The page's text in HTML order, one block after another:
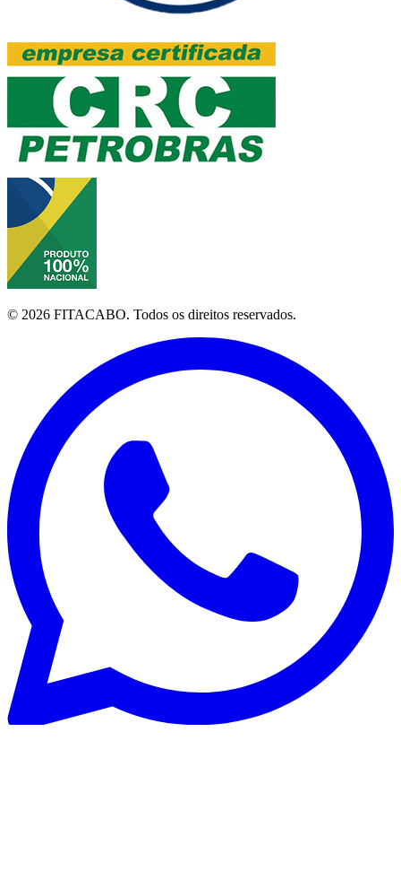
© 2026 FITACABO. Todos os direitos reservados.